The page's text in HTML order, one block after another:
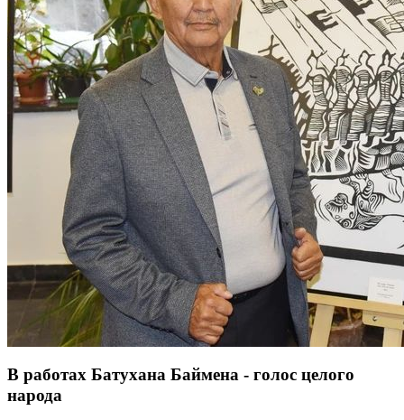
В работах Батухана Баймена - голос целого
народа